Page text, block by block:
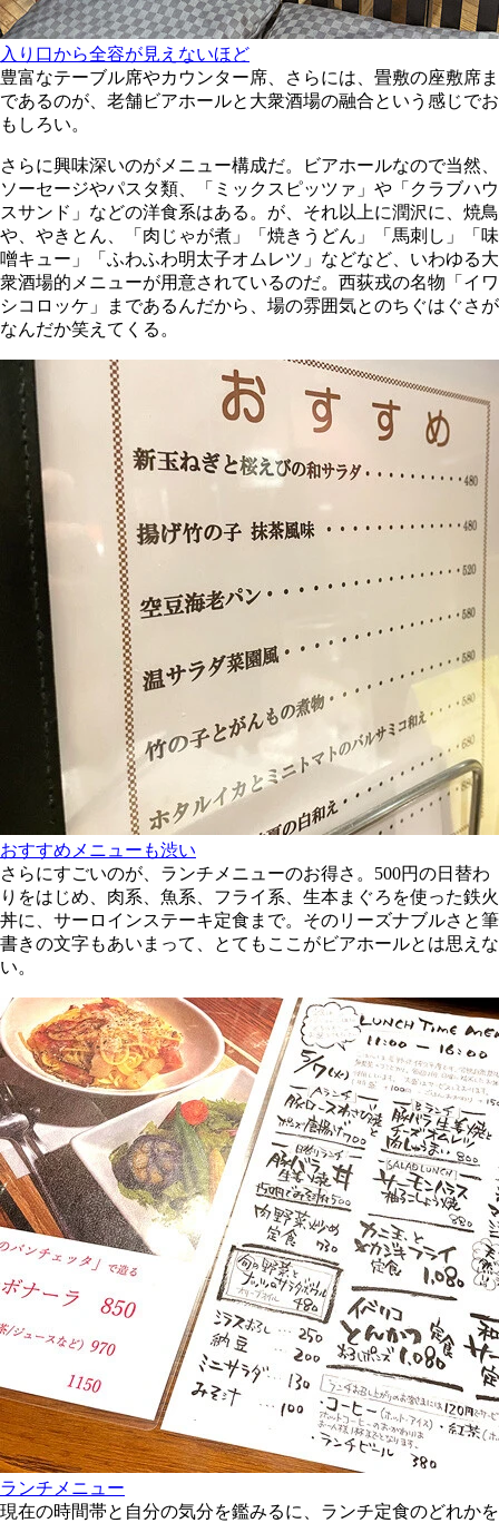
入り口から全容が見えないほど
豊富なテーブル席やカウンター席、さらには、畳敷の座敷席ま
であるのが、老舗ビアホールと大衆酒場の融合という感じでお
もしろい。
さらに興味深いのがメニュー構成だ。ビアホールなので当然、
ソーセージやパスタ類、「ミックスピッツァ」や「クラブハウ
スサンド」などの洋食系はある。が、それ以上に潤沢に、焼鳥
や、やきとん、「肉じゃが煮」「焼きうどん」「馬刺し」「味
噌キュー」「ふわふわ明太子オムレツ」などなど、いわゆる大
衆酒場的メニューが用意されているのだ。西荻戎の名物「イワ
シコロッケ」まであるんだから、場の雰囲気とのちぐはぐさが
なんだか笑えてくる。
おすすめメニューも渋い
さらにすごいのが、ランチメニューのお得さ。500円の日替わ
りをはじめ、肉系、魚系、フライ系、生本まぐろを使った鉄火
丼に、サーロインステーキ定食まで。そのリーズナブルさと筆
書きの文字もあいまって、とてもここがビアホールとは思えな
い。
ランチメニュー
現在の時間帯と自分の気分を鑑みるに、ランチ定食のどれかを